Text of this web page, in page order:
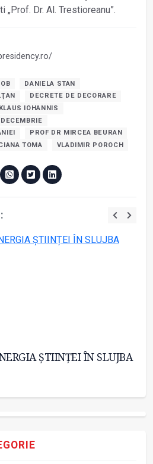
„Prof. Dr. Al. Trestioreanu”.
DANIELA STAN
DECRETE DE DECORARE
KLAUS IOHANNIS
PROF DR MIRCEA BEURAN
TOMA VLADIMIR POROCH
ȘTIINȚEI ÎN SLUJBA